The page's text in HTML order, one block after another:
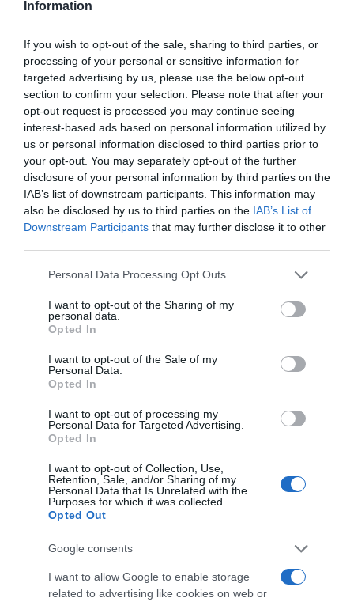
Information
If you wish to opt-out of the sale, sharing to third parties, or
processing of your personal or sensitive information for
targeted advertising by us, please use the below opt-out
section to confirm your selection. Please note that after your
opt-out request is processed you may continue seeing
interest-based ads based on personal information utilized by
us or personal information disclosed to third parties prior to
your opt-out. You may separately opt-out of the further
disclosure of your personal information by third parties on the
IAB’s list of downstream participants. This information may
also be disclosed by us to third parties on the IAB’s List of
Downstream Participants that may further disclose it to other
Please note that this website/app uses one or more Google
not limited to your visit or usage behaviour. You may click to
grant or deny consent to Google and its third-party tags to
use your data for below specified purposes in below Google
consent section.
Personal Data Processing Opt Outs
I want to opt-out of the Sharing of my
personal data.
Opted In
I want to opt-out of the Sale of my
Personal Data.
Opted In
I want to opt-out of processing my
Personal Data for Targeted Advertising.
Opted In
I want to opt-out of Collection, Use,
Retention, Sale, and/or Sharing of my
Personal Data that Is Unrelated with the
Purposes for which it was collected.
Opted Out
Google consents
I want to allow Google to enable storage
related to advertising like cookies on web or
ΣΧΟΛΙΑ
ΕΛΛΑΔΑ